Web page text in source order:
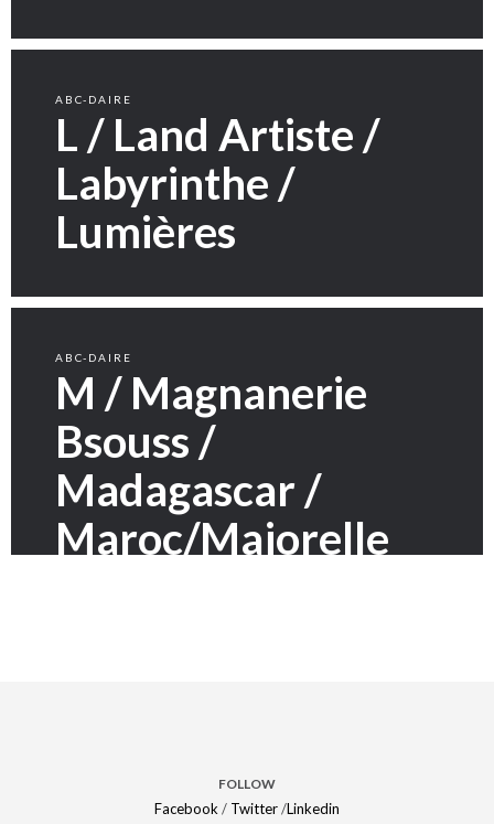
ABC-DAIRE
L / Land Artiste /
Labyrinthe /
Lumières
ABC-DAIRE
M / Magnanerie
Bsouss /
Madagascar /
Maroc/Majorelle
FOLLOW
Facebook / Twitter/Linkedin